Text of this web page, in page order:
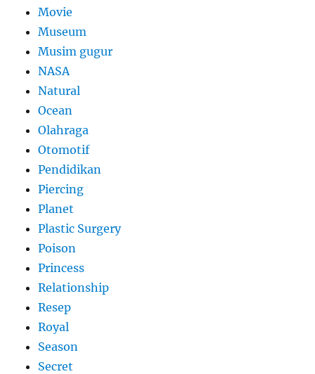
Movie
Museum
Musim gugur
NASA
Natural
Ocean
Olahraga
Otomotif
Pendidikan
Piercing
Planet
Plastic Surgery
Poison
Princess
Relationship
Resep
Royal
Season
Secret